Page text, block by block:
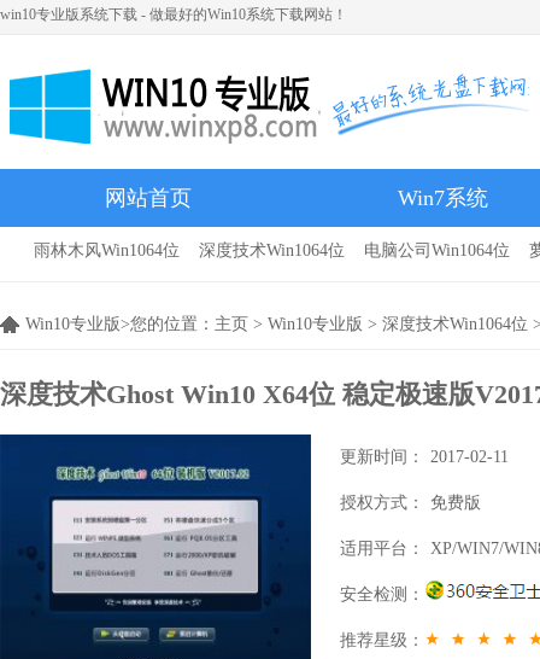
win10专业版系统下载 - 做最好的Win10系统下载网站！
网站首页 Win7系统
雨林木风
雨林木风Win1064位 深度技术Win1064位 电脑公司Win1064位
Win10专业版>您的位置： 主页 > Win10专业版 > 深度技术Win1064位
深度技术Ghost Win10 X64位 稳定极速版
更新时间： 2017-02-11
授权方式： 免费版
适用平台： XP/WIN7/
安全检测：
推荐星级：